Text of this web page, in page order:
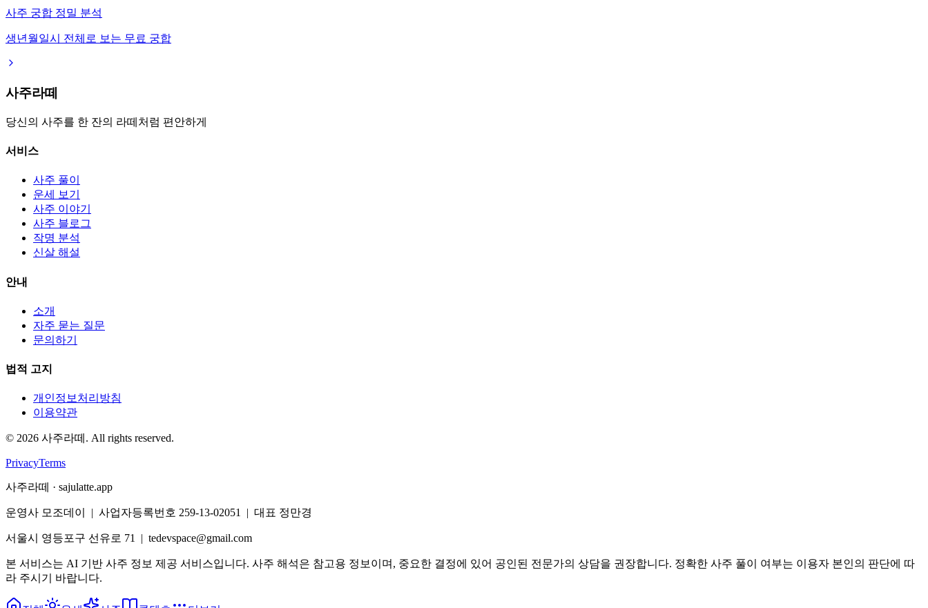
사주 궁합 정밀 분석
생년월일시 전체로 보는 무료 궁합
사주라떼
당신의 사주를 한 잔의 라떼처럼 편안하게
서비스
사주 풀이
운세 보기
사주 이야기
사주 블로그
작명 분석
신살 해설
안내
소개
자주 묻는 질문
문의하기
법적 고지
개인정보처리방침
이용약관
© 2026 사주라떼. All rights reserved.
PrivacyTerms
사주라떼 · sajulatte.app
운영사 모조데이 | 사업자등록번호 259-13-02051 | 대표 정만경
서울시 영등포구 선유로 71 | tedevspace@gmail.com
본 서비스는 AI 기반 사주 정보 제공 서비스입니다. 사주 해석은 참고용 정보이며, 중요한 결정에 있어 공인된 전문가의 상담을 권장합니다. 정확한 사주 풀이 여부는 이용자 본인의 판단에 따
라 주시기 바랍니다.